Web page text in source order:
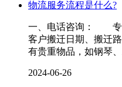
物流服务流程是什么?
一、电话咨询： 专
客户搬迁日期、搬迁
有贵重物品，如钢琴
2024-06-26